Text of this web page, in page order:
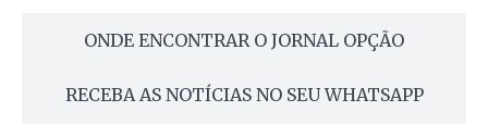
ONDE ENCONTRAR O JORNAL OPÇÃO
RECEBA AS NOTÍCIAS NO SEU WHATSAPP